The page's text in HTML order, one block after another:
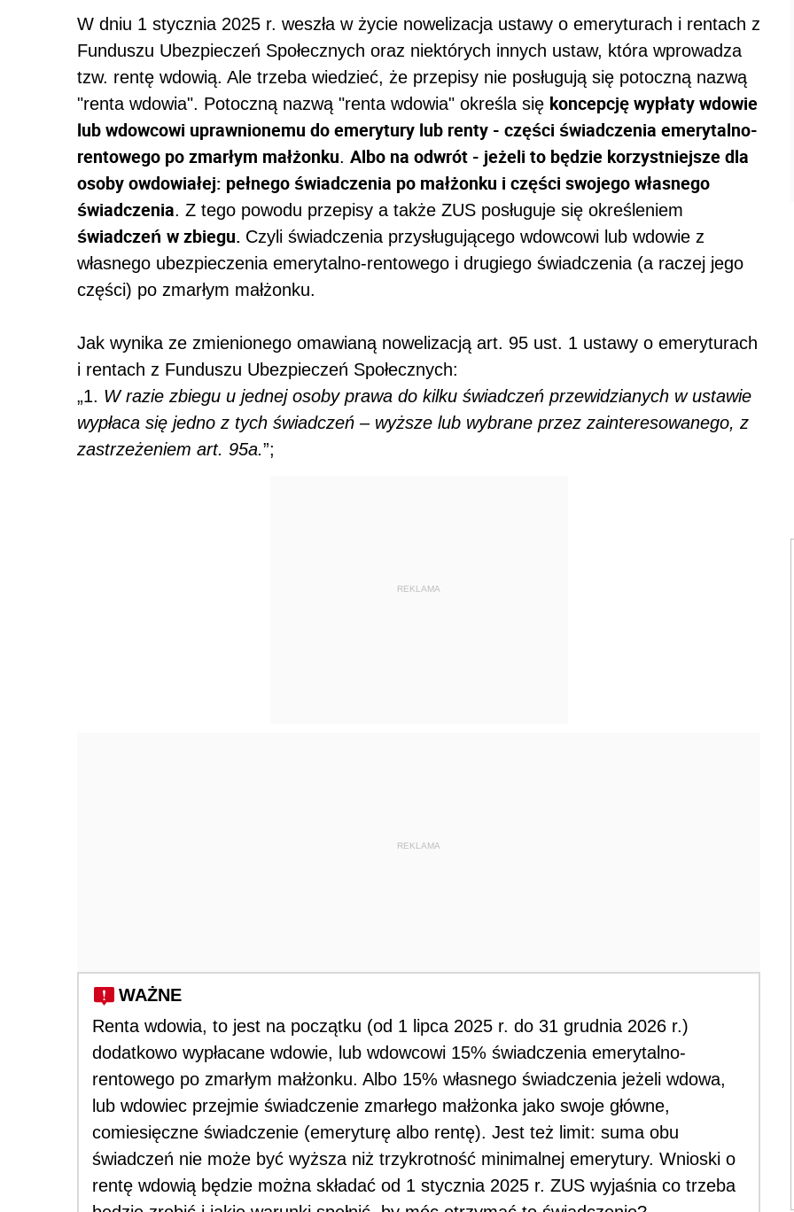
W dniu 1 stycznia 2025 r. weszła w życie nowelizacja ustawy o emeryturach i rentach z
Funduszu Ubezpieczeń Społecznych oraz niektórych innych ustaw, która wprowadza
tzw. rentę wdowią. Ale trzeba wiedzieć, że przepisy nie posługują się potoczną nazwą
"renta wdowia". Potoczną nazwą "renta wdowia" określa się koncepcję wypłaty wdowie
lub wdowcowi uprawnionemu do emerytury lub renty - części świadczenia emerytalno-
rentowego po zmarłym małżonku. Albo na odwrót - jeżeli to będzie korzystniejsze dla
osoby owdowiałej: pełnego świadczenia po małżonku i części swojego własnego
świadczenia. Z tego powodu przepisy a także ZUS posługuje się określeniem
świadczeń w zbiegu. Czyli świadczenia przysługującego wdowcowi lub wdowie z
własnego ubezpieczenia emerytalno-rentowego i drugiego świadczenia (a raczej jego
części) po zmarłym małżonku.
Jak wynika ze zmienionego omawianą nowelizacją art. 95 ust. 1 ustawy o emeryturach
i rentach z Funduszu Ubezpieczeń Społecznych:
„1. W razie zbiegu u jednej osoby prawa do kilku świadczeń przewidzianych w ustawie
wypłaca się jedno z tych świadczeń – wyższe lub wybrane przez zainteresowanego, z
zastrzeżeniem art. 95a.”;
REKLAMA
REKLAMA
WAŻNE
Renta wdowia, to jest na początku (od 1 lipca 2025 r. do 31 grudnia 2026 r.)
dodatkowo wypłacane wdowie, lub wdowcowi 15% świadczenia emerytalno-
rentowego po zmarłym małżonku. Albo 15% własnego świadczenia jeżeli wdowa,
lub wdowiec przejmie świadczenie zmarłego małżonka jako swoje główne,
comiesięczne świadczenie (emeryturę albo rentę). Jest też limit: suma obu
świadczeń nie może być wyższa niż trzykrotność minimalnej emerytury. Wnioski o
rentę wdowią będzie można składać od 1 stycznia 2025 r. ZUS wyjaśnia co trzeba